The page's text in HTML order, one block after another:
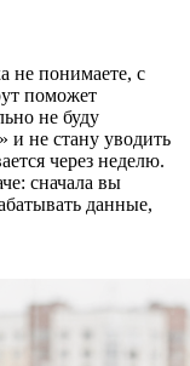
не понимаете, с
поможет
не буду
и не стану уводить
через неделю.
сначала вы
данные,